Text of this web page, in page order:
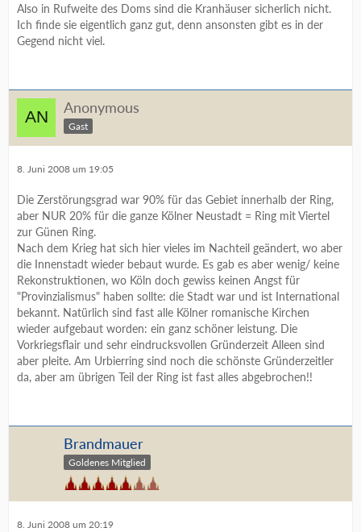
Also in Rufweite des Doms sind die Kranhäuser sicherlich nicht.
Ich finde sie eigentlich ganz gut, denn ansonsten gibt es in der
Gegend nicht viel.
Anonymous
Gast
8. Juni 2008 um 19:05
Die Zerstörungsgrad war 90% für das Gebiet innerhalb der Ring,
aber NUR 20% für die ganze Kölner Neustadt = Ring mit Viertel
zur Günen Ring.
Nach dem Krieg hat sich hier vieles im Nachteil geändert, wo aber
die Innenstadt wieder bebaut wurde. Es gab es aber wenig/ keine
Rekonstruktionen, wo Köln doch gewiss keinen Angst für
"Provinzialismus" haben sollte: die Stadt war und ist International
bekannt. Natürlich sind fast alle Kölner romanische Kirchen
wieder aufgebaut worden: ein ganz schöner leistung. Die
Vorkriegsflair und sehr eindrucksvollen Gründerzeit Alleen sind
aber pleite. Am Urbierring sind noch die schönste Gründerzeitler
da, aber am übrigen Teil der Ring ist fast alles abgebrochen!!
Brandmauer
Goldenes Mitglied
8. Juni 2008 um 20:19